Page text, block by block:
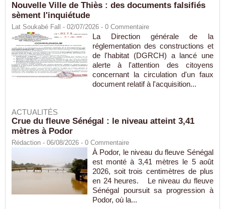
Nouvelle Ville de Thiès : des documents falsifiés
sèment l'inquiétude
Lat Soukabé Fall - 02/07/2026 - 0 Commentaire
La Direction générale de la
réglementation des constructions et
de l'habitat (DGRCH) a lancé une
alerte à l'attention des citoyens
concernant la circulation d'un faux
document relatif à l'acquisition...
ACTUALITÉS
Crue du fleuve Sénégal : le niveau atteint 3,41
mètres à Podor
Rédaction - 06/08/2026 - 0 Commentaire
À Podor, le niveau du fleuve Sénégal
est monté à 3,41 mètres le 5 août
2026, soit trois centimètres de plus
en 24 heures. Le niveau du fleuve
Sénégal poursuit sa progression à
Podor, où la...